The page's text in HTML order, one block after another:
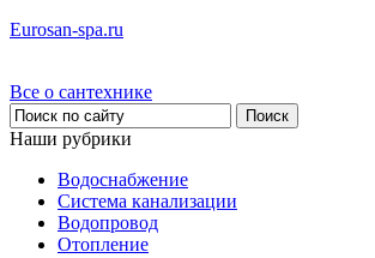
Eurosan-spa.ru
Все о сантехнике
Наши рубрики
Водоснабжение
Система канализации
Водопровод
Отопление